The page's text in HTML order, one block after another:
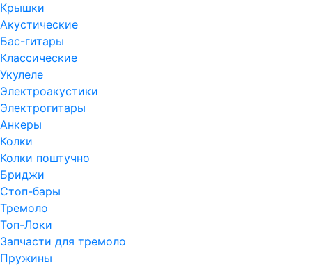
Крышки
Акустические
Бас-гитары
Классические
Укулеле
Электроакустики
Электрогитары
Анкеры
Колки
Колки поштучно
Бриджи
Стоп-бары
Тремоло
Топ-Локи
Запчасти для тремоло
Пружины